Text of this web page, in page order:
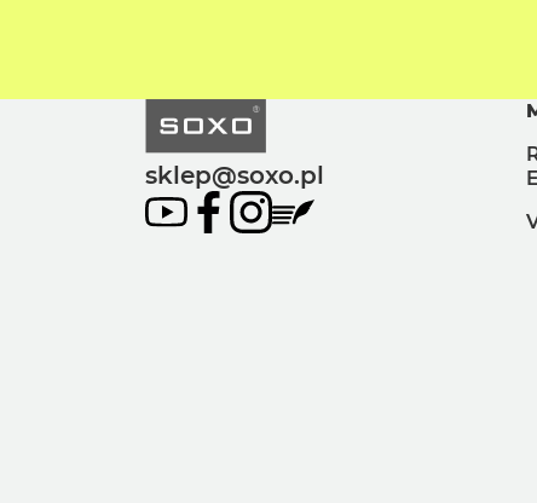
sklep@soxo.pl